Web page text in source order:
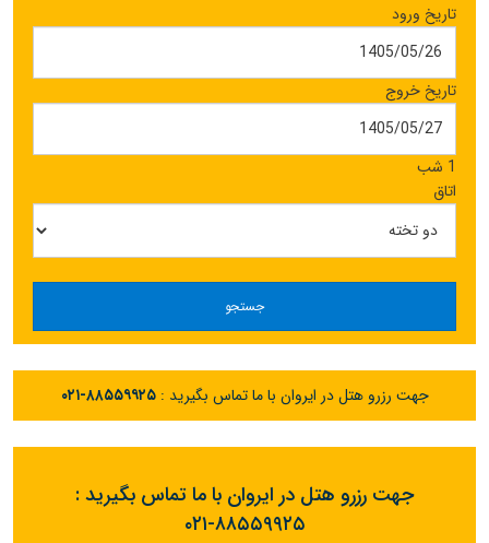
تاریخ ورود
تاریخ خروج
1 شب
اتاق
جستجو
جهت رزرو هتل در ایروان با ما تماس بگیرید :۰۲۱-۸۸۵۵۹۹۲۵
جهت رزرو هتل در ایروان با ما تماس بگیرید :
۰۲۱-۸۸۵۵۹۹۲۵